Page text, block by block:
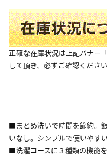
正確な在庫状況は上記バナー
して頂き、必ずご確認ください
■まとめ洗いで時間を節約。
いなし。シンプルで使いやす
■洗濯コースに３種類の機能